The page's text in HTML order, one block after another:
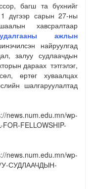
багш та бүхнийг
дүгээр сарын 27-ны
хавсралтаар
ажлын
найруулгад
залуу судлаачдын
дараах тэтгэлэг,
өртөг хуваалцах
шалгаруулалтад
wp-
FELLOWSHIP-
wp-
СУДЛААЧДЫН-